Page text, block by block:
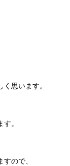
思います。
。
ので、